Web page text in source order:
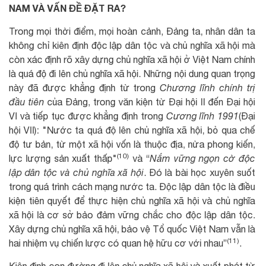
NAM VÀ VẤN ĐỀ ĐẶT RA?
Trong mọi thời điểm, mọi hoàn cảnh, Đảng ta, nhân dân ta
không chỉ kiên định độc lập dân tộc và chủ nghĩa xã hội mà
còn xác định rõ xây dựng chủ nghĩa xã hội ở Việt Nam chính
là quá độ đi lên chủ nghĩa xã hội. Những nội dung quan trọng
này đã được khẳng định từ trongChương lĩnh chính trị
đầu tiên của Đảng, trong văn kiện từ Đại hội II đến Đại hội
VI và tiếp tục được khẳng định trong Cương lĩnh 1991(Đại
hội VII): "Nước ta quá độ lên chủ nghĩa xã hội, bỏ qua chế
độ tư bản, từ một xã hội vốn là thuộc địa, nửa phong kiến,
lực lượng sản xuất thấp"(10) và “Nắm vững ngọn cờ độc
lập dân tộc và chủ nghĩa xã hội. Đó là bài học xuyên suốt
trong quá trình cách mạng nước ta. Độc lập dân tộc là điều
kiện tiên quyết để thực hiện chủ nghĩa xã hội và chủ nghĩa
xã hội là cơ sở bảo đảm vững chắc cho độc lập dân tộc.
Xây dựng chủ nghĩa xã hội, bảo vệ Tổ quốc Việt Nam vẫn là
hai nhiệm vụ chiến lược có quan hệ hữu cơ với nhau”(11).